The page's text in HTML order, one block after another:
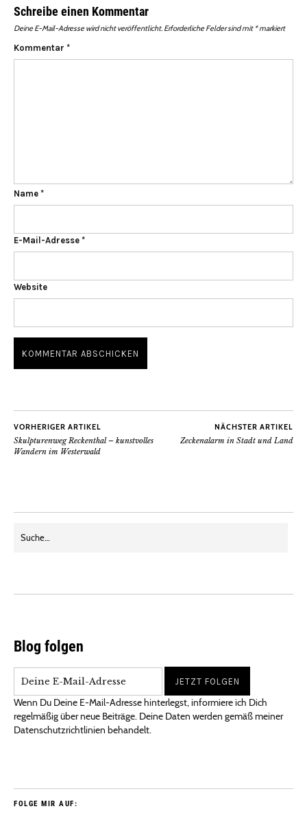
Schreibe einen Kommentar
Deine E-Mail-Adresse wird nicht veröffentlicht. Erforderliche Felder sind mit *markiert
Kommentar *
Name *
E-Mail-Adresse *
Website
VORHERIGER ARTIKEL
Skulpturenweg Reckenthal – kunstvolles
Wandern im Westerwald
NÄCHSTER ARTIKEL
Zeckenalarm in Stadt und Land
Blog folgen
Wenn Du Deine E-Mail-Adresse hinterlegst, informiere ich Dich
regelmäßig über neue Beiträge. Deine Daten werden gemäß meiner
Datenschutzrichtlinien behandelt.
FOLGE MIR AUF: